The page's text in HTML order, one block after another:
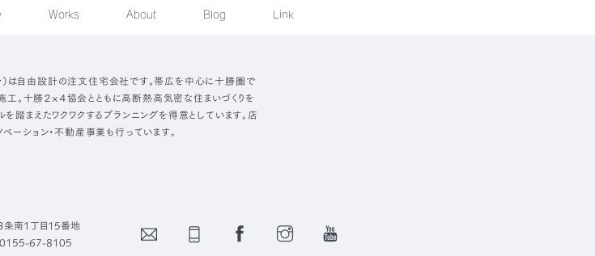
Works About Blog Link
は自由設計の注文住宅会社です。帯広を中心に十勝圏で
。十勝２×４協会とともに高断熱高気密な住まいづくりを
踏まえたワクワクするプランニングを得意としています。店
ベーション・不動産事業も行っています。
南1丁目15番地
67-8105 ContactPhone FacebookInstagramYouTube